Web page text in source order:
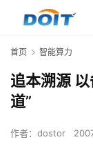
首页 智能算力
追本溯源
道”
作者： dostor